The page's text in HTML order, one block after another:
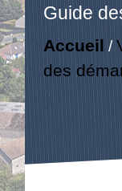
Guide
Accueil /
des